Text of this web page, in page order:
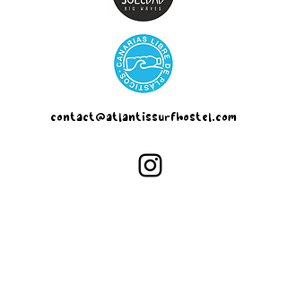
contact@atlantissurfhostel.com